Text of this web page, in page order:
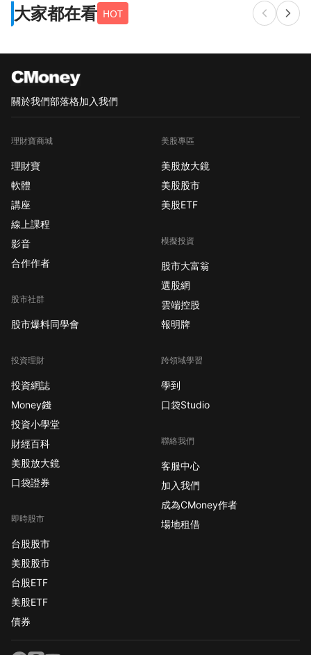
大家都在看 HOT
關於我們部落格加入我們
理財寶商城
理財寶
軟體
講座
線上課程
影音
合作作者
股市社群
股市爆料同學會
投資理財
投資網誌
Money錢
投資小學堂
財經百科
美股放大鏡
口袋證券
即時股市
台股股市
美股股市
台股ETF
美股ETF
債券
美股專區
美股放大鏡
美股股市
美股ETF
模擬投資
股市大富翁
選股網
雲端控股
報明牌
跨領域學習
學到
口袋Studio
聯絡我們
客服中心
加入我們
成為CMoney作者
場地租借